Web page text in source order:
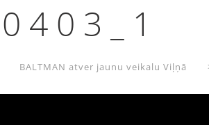
BALTMAN atver jaunu veikalu Viļņā